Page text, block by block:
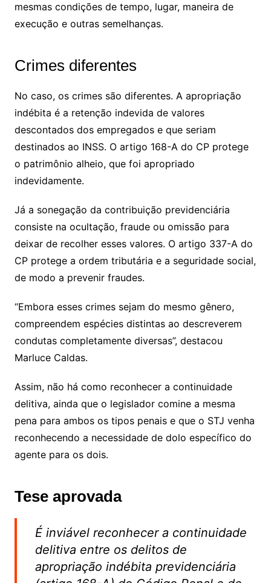
mesmas condições de tempo, lugar, maneira de
execução e outras semelhanças.
Crimes diferentes
No caso, os crimes são diferentes. A apropriação
indébita é a retenção indevida de valores
descontados dos empregados e que seriam
destinados ao INSS. O artigo 168-A do CP protege
o patrimônio alheio, que foi apropriado
indevidamente.
Já a sonegação da contribuição previdenciária
consiste na ocultação, fraude ou omissão para
deixar de recolher esses valores. O artigo 337-A do
CP protege a ordem tributária e a seguridade social,
de modo a prevenir fraudes.
“Embora esses crimes sejam do mesmo gênero,
compreendem espécies distintas ao descreverem
condutas completamente diversas”, destacou
Marluce Caldas.
Assim, não há como reconhecer a continuidade
delitiva, ainda que o legislador comine a mesma
pena para ambos os tipos penais e que o STJ venha
reconhecendo a necessidade de dolo específico do
agente para os dois.
Tese aprovada
É inviável reconhecer a continuidade
delitiva entre os delitos de
apropriação indébita previdenciária